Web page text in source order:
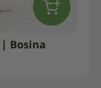
| Bosina